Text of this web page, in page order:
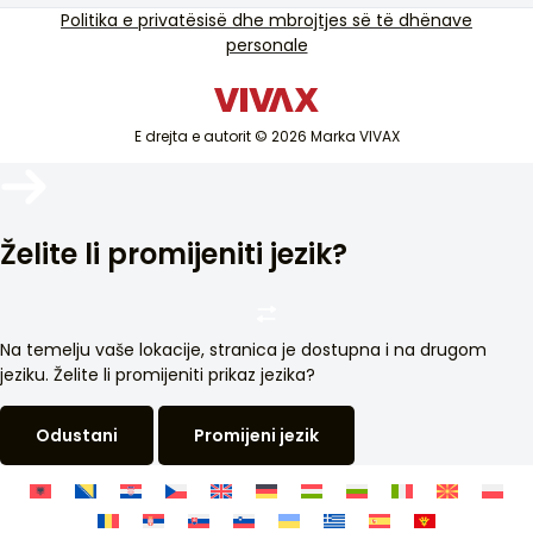
Mbështetje e shërbimit jashtë garancisë
TV dhe audio
Pajisjet inteligjenteE drejta e autorit © 2026 Marka VIVAX
Politika e privatësisë dhe mbrojtjes së të dhënave
personale
Želite li promijeniti jezik?
Na temelju vaše lokacije, stranica je dostupna i na drugom
jeziku. Želite li promijeniti prikaz jezika?
Odustani Promijeni jezik